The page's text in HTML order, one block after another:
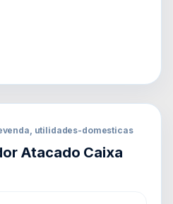
utilidades-domesticas
Atacado Caixa